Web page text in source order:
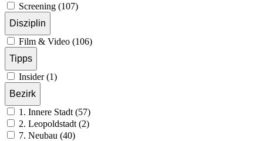
Screening (107)
Disziplin
Film & Video (106)
Tipps
Insider (1)
Bezirk
1. Innere Stadt (57)
2. Leopoldstadt (2)
7. Neubau (40)